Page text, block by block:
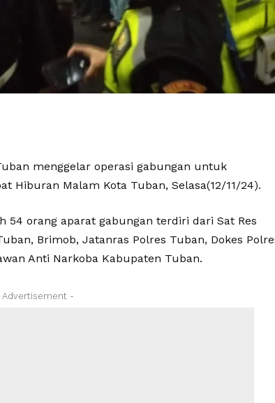
menggelar operasi gabungan untuk
Hiburan Malam Kota Tuban, Selasa(12/11/24).
orang aparat gabungan terdiri dari Sat Res
Brimob, Jatanras Polres Tuban, Dokes
Anti Narkoba Kabupaten Tuban.
Advertisement -